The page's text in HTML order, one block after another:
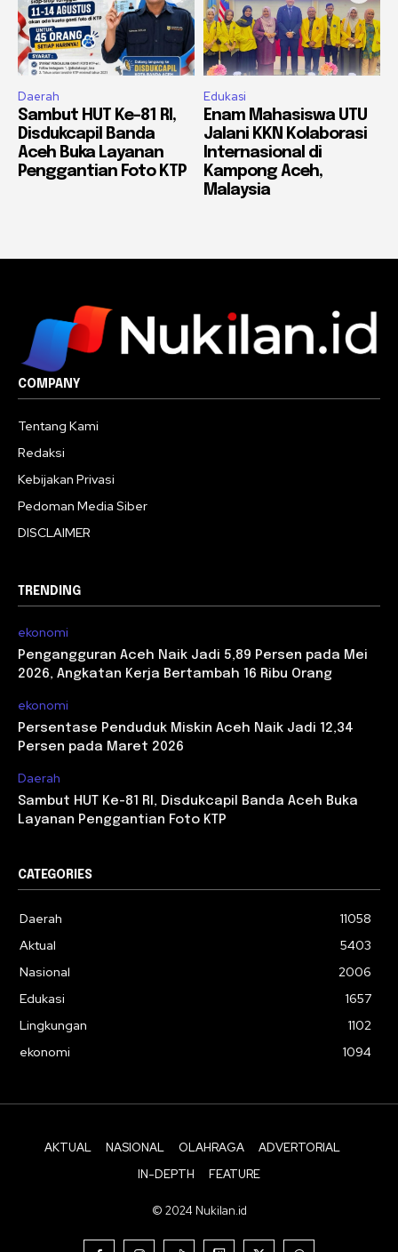
Daerah
Sambut HUT Ke-81 RI,
Disdukcapil Banda
Aceh Buka Layanan
Penggantian Foto KTP
Edukasi
Enam Mahasiswa UTU
Jalani KKN Kolaborasi
Internasional di
Kampong Aceh,
Malaysia
COMPANY
Tentang Kami
Redaksi
Kebijakan Privasi
Pedoman Media Siber
DISCLAIMER
TRENDING
ekonomi
Pengangguran Aceh Naik Jadi 5,89 Persen pada Mei
2026, Angkatan Kerja Bertambah 16 Ribu Orang
ekonomi
Persentase Penduduk Miskin Aceh Naik Jadi 12,34
Persen pada Maret 2026
Daerah
Sambut HUT Ke-81 RI, Disdukcapil Banda Aceh Buka
Layanan Penggantian Foto KTP
CATEGORIES
Daerah
11058
Aktual
5403
Nasional
2006
Edukasi
1657
Lingkungan
1102
ekonomi
1094
AKTUAL NASIONAL OLAHRAGA
ADVERTORIAL
IN-DEPTH
FEATURE
© 2024 Nukilan.id